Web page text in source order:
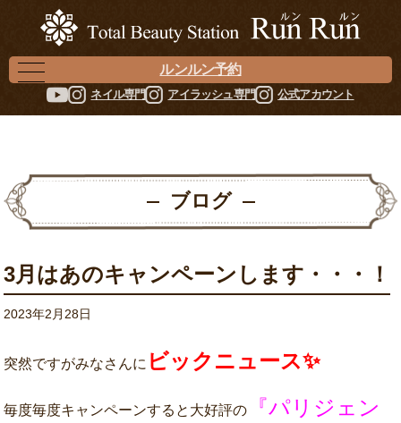
ルンルン予約
ネイル専門 アイラッシュ専門 公式アカウント
ブログ
3月はあのキャンペーンします・・・！
2023年2月28日
突然ですがみなさんに ビックニュース✨
毎度毎度キャンペーンすると大好評の
『パリジェン